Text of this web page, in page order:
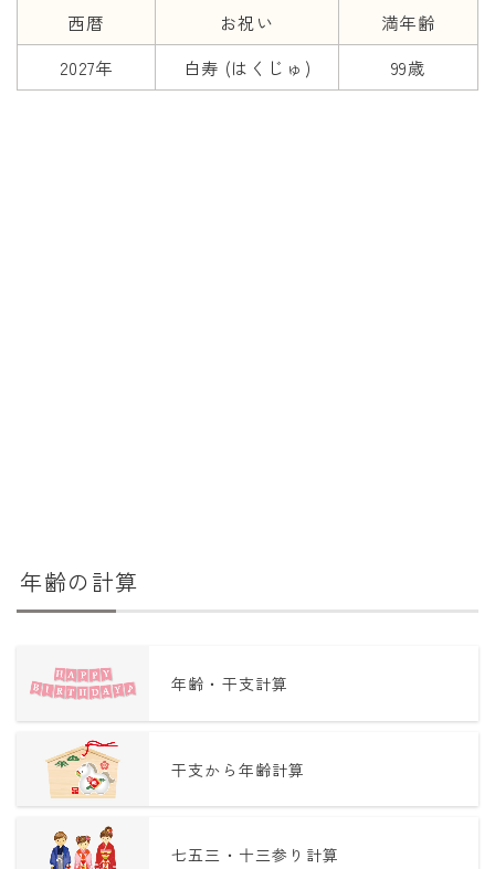
西暦 お祝い
満年齢
2027年
白寿 (はくじゅ) 99歳
年齢の計算
年齢・干支計算
干支から年齢計算
七五三・十三参り計算